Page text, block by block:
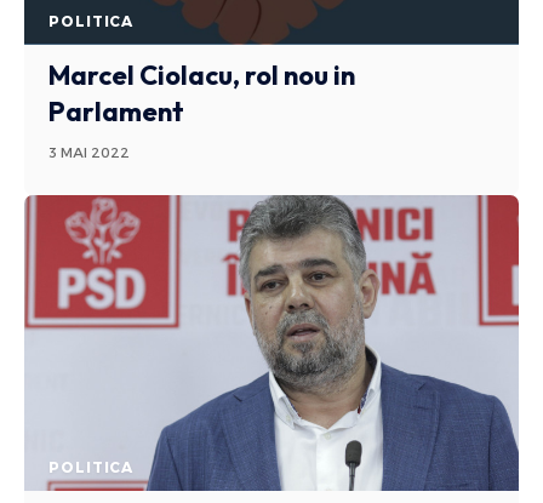
POLITICA
Marcel Ciolacu, rol nou in
Parlament
3 MAI 2022
POLITICA